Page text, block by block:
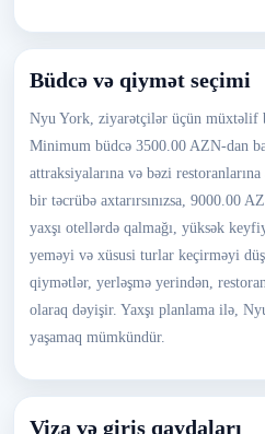
Büdcə və qiymət seçimi
Nyu York, ziyarətçilər üçün müxtəlif
Minimum büdcə 3500.00 AZN-dan
attraksiyalarına və bəzi
bir təcrübə axtarırsınızsa, 9000.00
yaxşı otellərdə qalmağı, yüksək
yeməyi və xüsusi turlar keçirməyi
qiymətlər, yerləşmə yerindən,
olaraq dəyişir. Yaxşı planlama ilə,
yaşamaq mümkündür.
Viza və giriş qaydaları